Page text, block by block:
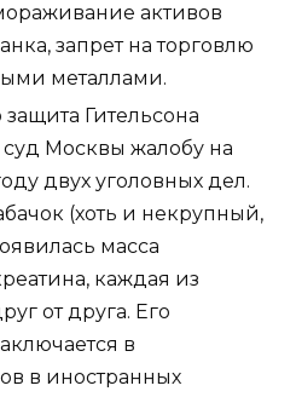
активов
запрет на торговлю
металлами.
Гительсона
Москвы жалобу на
двух уголовных дел.
(хоть и некрупный,
масса
каждая из
от друга. Его
в
в иностранных